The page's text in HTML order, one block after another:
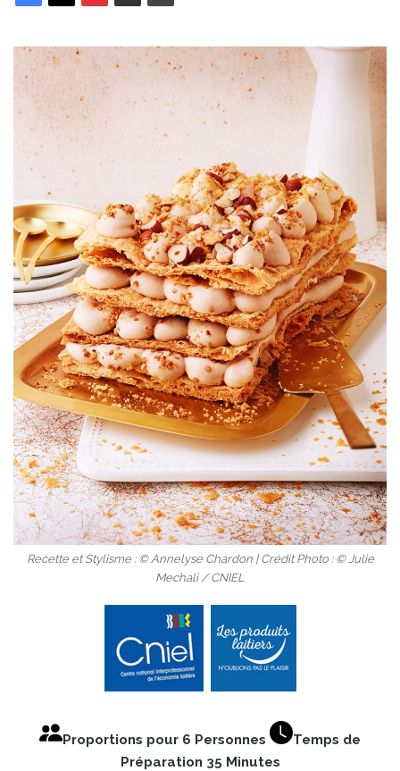
Recette et Stylisme : © Annelyse Chardon | Crédit Photo : © Julie
Mechali / CNIEL
Proportions pour 6 Personnes
Temps de
Préparation 35 Minutes